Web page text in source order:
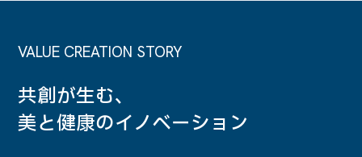
VALUE CREATION STORY
共創が生む、
美と健康のイノベーション